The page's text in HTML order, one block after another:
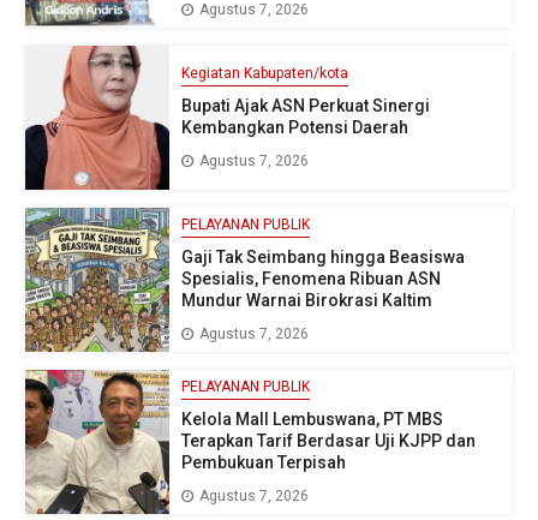
Agustus 7, 2026
Kegiatan Kabupaten/kota
Bupati Ajak ASN Perkuat Sinergi
Kembangkan Potensi Daerah
Agustus 7, 2026
PELAYANAN PUBLIK
Gaji Tak Seimbang hingga Beasiswa
Spesialis, Fenomena Ribuan ASN
Mundur Warnai Birokrasi Kaltim
Agustus 7, 2026
PELAYANAN PUBLIK
Kelola Mall Lembuswana, PT MBS
Terapkan Tarif Berdasar Uji KJPP dan
Pembukuan Terpisah
Agustus 7, 2026